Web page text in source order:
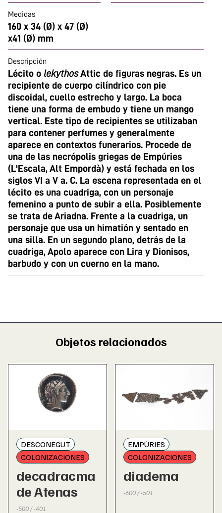
Medidas
160 x 34 (Ø) x 47 (Ø)
x41 (Ø) mm
Descripción
Lécito o lekythosAttic de figuras negras. Es un
recipiente de cuerpo cilíndrico con pie
discoidal, cuello estrecho y largo. La boca
tiene una forma de embudo y tiene un mango
vertical. Este tipo de recipientes se utilizaban
para contener perfumes y generalmente
aparece en contextos funerarios. Procede de
una de las necrópolis griegas de Empúries
(L'Escala, Alt Empordà) y está fechada en los
siglos VI a V a. C. La escena representada en el
lécito es una cuadriga, con un personaje
femenino a punto de subir a ella. Posiblemente
se trata de Ariadna. Frente a la cuadriga, un
personaje que usa un himatión y sentado en
una silla. En un segundo plano, detrás de la
cuadriga, Apolo aparece con Lira y Dionisos,
barbudo y con un cuerno en la mano.
Objetos relacionados
DESCONEGUT
COLONIZACIONES
decadracma
de Atenas
-500 / -401
EMPÚRIES
COLONIZACIONES
diadema
-600 / -501